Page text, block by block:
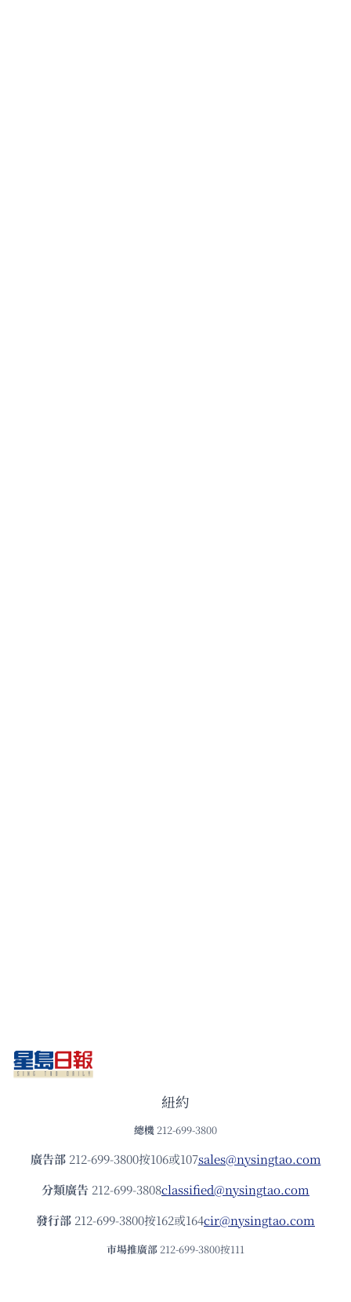
紐約
總機 212-699-3800
廣告部212-699-3800按106或107sales@nysingtao.com
分類廣告 212-699-3808classified@nysingtao.com
發⾏部 212-699-3800按162或164cir@nysingtao.com
市場推廣部 212-699-3800按111